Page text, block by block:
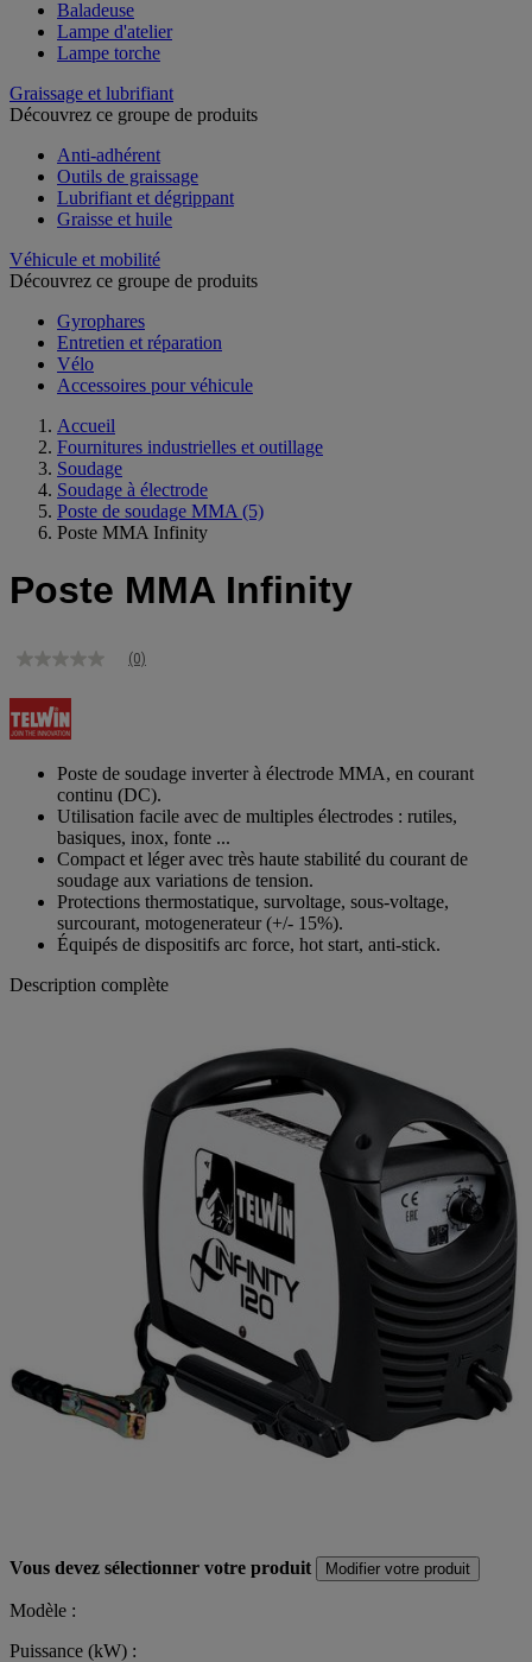
Baladeuse
Lampe d'atelier
Lampe torche
Graissage et lubrifiant
Découvrez ce groupe de produits
Anti-adhérent
Outils de graissage
Lubrifiant et dégrippant
Graisse et huile
Véhicule et mobilité
Découvrez ce groupe de produits
Gyrophares
Entretien et réparation
Vélo
Accessoires pour véhicule
Accueil
Fournitures industrielles et outillage
Soudage
Soudage à électrode
Poste de soudage MMA (5)
Poste MMA Infinity
Poste MMA Infinity
Aucune
de
notation
Lien
même
page.
(0)
Poste de soudage inverter à électrode MMA, en courant
continu (DC).
Utilisation facile avec de multiples électrodes : rutiles,
basiques, inox, fonte ...
Compact et léger avec très haute stabilité du courant de
soudage aux variations de tension.
Protections thermostatique, survoltage, sous-voltage,
surcourant, motogenerateur (+/- 15%).
Équipés de dispositifs arc force, hot start, anti-stick.
Description complète
Vous devez sélectionner votre produit Modifier votre produit
Modèle :
Puissance (kW) :